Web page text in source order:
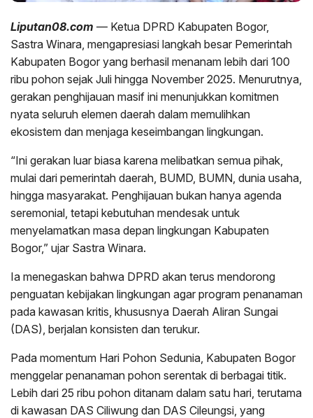
Liputan08.com — Ketua DPRD Kabupaten Bogor,
Sastra Winara, mengapresiasi langkah besar Pemerintah
Kabupaten Bogor yang berhasil menanam lebih dari 100
ribu pohon sejak Juli hingga November 2025. Menurutnya,
gerakan penghijauan masif ini menunjukkan komitmen
nyata seluruh elemen daerah dalam memulihkan
ekosistem dan menjaga keseimbangan lingkungan.
“Ini gerakan luar biasa karena melibatkan semua pihak,
mulai dari pemerintah daerah, BUMD, BUMN, dunia usaha,
hingga masyarakat. Penghijauan bukan hanya agenda
seremonial, tetapi kebutuhan mendesak untuk
menyelamatkan masa depan lingkungan Kabupaten
Bogor,” ujar Sastra Winara.
Ia menegaskan bahwa DPRD akan terus mendorong
penguatan kebijakan lingkungan agar program penanaman
pada kawasan kritis, khususnya Daerah Aliran Sungai
(DAS), berjalan konsisten dan terukur.
Pada momentum Hari Pohon Sedunia, Kabupaten Bogor
menggelar penanaman pohon serentak di berbagai titik.
Lebih dari 25 ribu pohon ditanam dalam satu hari, terutama
di kawasan DAS Ciliwung dan DAS Cileungsi, yang